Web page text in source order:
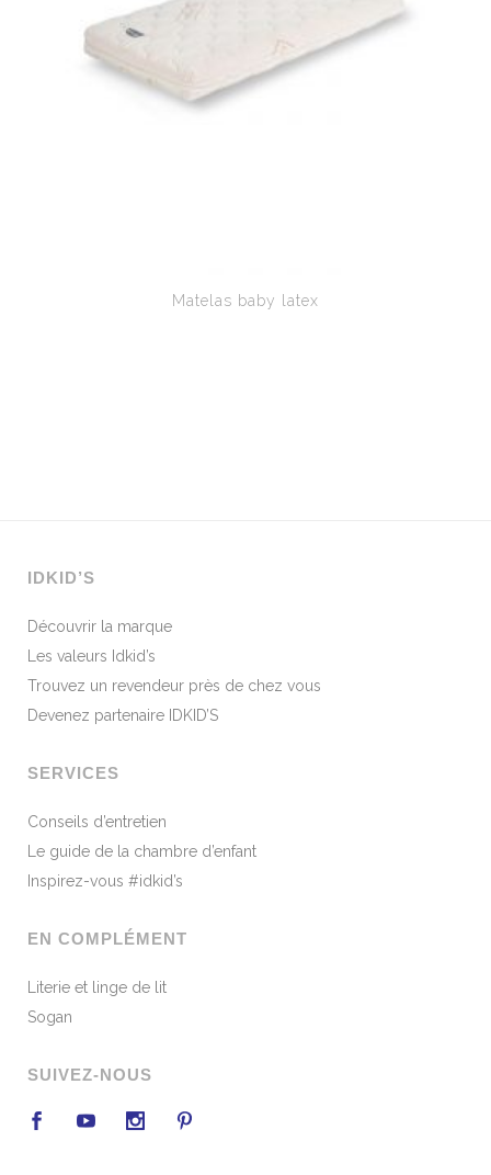
Matelas baby latex
IDKID’S
Découvrir la marque
Les valeurs Idkid’s
Trouvez un revendeur près de chez vous
Devenez partenaire IDKID’S
SERVICES
Conseils d’entretien
Le guide de la chambre d’enfant
Inspirez-vous #idkid’s
EN COMPLÉMENT
Literie et linge de lit
Sogan
SUIVEZ-NOUS